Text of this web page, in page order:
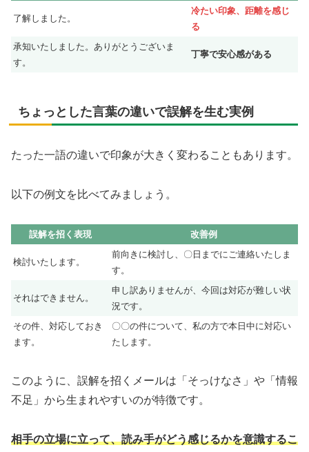
了解しました。
冷たい印象、距離を感じ
る
承知いたしました。ありがとうございま
す。
丁寧で安心感がある
ちょっとした言葉の違いで誤解を生む実例
たった一語の違いで印象が大きく変わることもあります。
以下の例文を比べてみましょう。
誤解を招く表現 改善例
検討いたします。
前向きに検討し、〇日までにご連絡いたしま
す。
それはできません。
申し訳ありませんが、今回は対応が難しい状
況です。
その件、対応しておき
ます。
〇〇の件について、私の方で本日中に対応い
たします。
このように、誤解を招くメールは「そっけなさ」や「情報
不足」から生まれやすいのが特徴です。
相手の立場に立って、読み手がどう感じるかを意識するこ